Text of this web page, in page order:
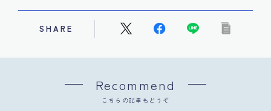
SHARE
Recommend
こちらの記事もどうぞ